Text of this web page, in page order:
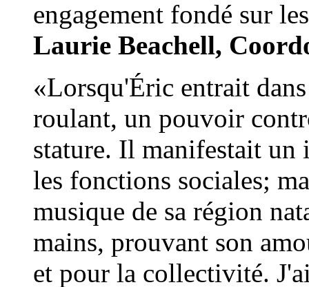
engagement fondé sur
Laurie Beachell,
«Lorsqu'Éric entrait
roulant, un pouvoir
stature. Il manifestait un
les fonctions sociales;
musique de sa région
mains, prouvant son
et pour la collectivité.